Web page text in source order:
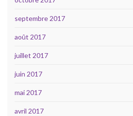
septembre 2017
août 2017
juillet 2017
juin 2017
mai 2017
avril 2017